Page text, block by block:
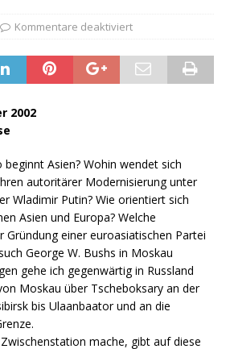
Kommentare deaktiviert
2002
beginnt Asien? Wohin wendet sich
autoritärer Modernisierung unter
Wladimir Putin? Wie orientiert sich
Asien und Europa? Welche
einer euroasiatischen Partei
George W. Bushs in Moskau
gehe ich gegenwärtig in Russland
Moskau über Tscheboksary an der
bis Ulaanbaator und an die
mache, gibt auf diese